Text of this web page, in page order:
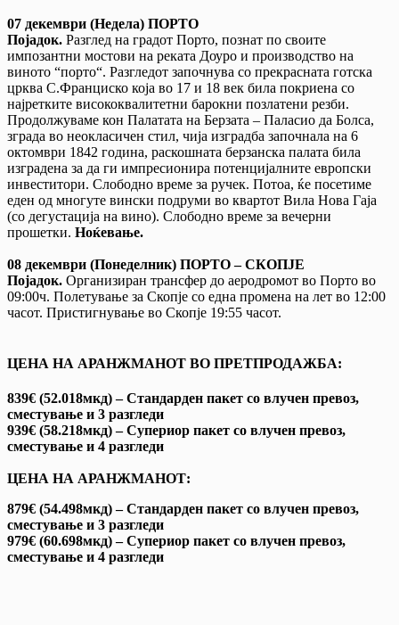
07 декември (Недела) ПОРТО
Појадок. Разглед на градот Порто, познат по своите
импозантни мостови на реката Доуро и производство на
виното “порто“. Разгледот започнува со прекрасната готска
црква С.Франциско која во 17 и 18 век била покриена со
најретките висококвалитетни барокни позлатени резби.
Продолжуваме кон Палатата на Берзата – Паласио да Болса,
зграда во неокласичен стил, чија изградба започнала на 6
октомври 1842 година, раскошната берзанска палата била
изградена за да ги импресионира потенцијалните европски
инвеститори. Слободно време за ручек. Потоа, ќе посетиме
еден од многуте вински подруми во квартот Вила Нова Гаја
(со дегустација на вино). Слободно време за вечерни
прошетки. Ноќевање.
08 декември (Понеделник) ПОРТО–СКОПЈЕ
Појадок. Организиран трансфер до аеродромот во Порто во
09:00ч. Полетување за Скопје со една промена на лет во 12:00
часот. Пристигнување во Скопје 19:55 часот.
ЦЕНА НА АРАНЖМАНОТ ВО ПРЕТПРОДАЖБА:
839€ (52.018мкд) – Стандарден пакет со влучен превоз,
сместување и 3 разгледи
939€ (58.218мкд) – Супериор пакет со влучен превоз,
сместување и 4 разгледи
ЦЕНА НА АРАНЖМАНОТ:
879€ (54.498мкд) – Стандарден пакет со влучен превоз,
сместување и 3 разгледи
979€ (60.698мкд) – Супериор пакет со влучен превоз,
сместување и 4 разгледи